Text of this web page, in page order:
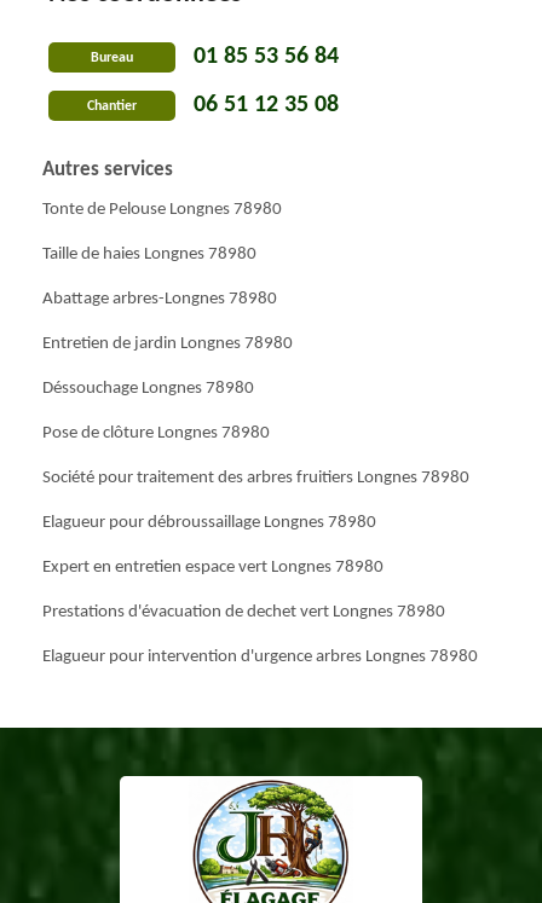
Bureau 01 85 53 56 84
Chantier 06 51 12 35 08
Autres services
Tonte de Pelouse Longnes 78980
Taille de haies Longnes 78980
Abattage arbres-Longnes 78980
Entretien de jardin Longnes 78980
Déssouchage Longnes 78980
Pose de clôture Longnes 78980
Société pour traitement des arbres fruitiers Longnes 78980
Elagueur pour débroussaillage Longnes 78980
Expert en entretien espace vert Longnes 78980
Prestations d'évacuation de dechet vert Longnes 78980
Elagueur pour intervention d'urgence arbres Longnes 78980